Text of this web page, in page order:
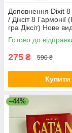
Доповнення Dixit
/ Діксіт 8 Гармонії
гра Діксіт) Нове
Готово до
275 ₴ 590 ₴
Купити
–44%